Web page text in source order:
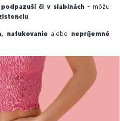
či v slabinách - môžu
.
nafukovanie alebo nepríjemné